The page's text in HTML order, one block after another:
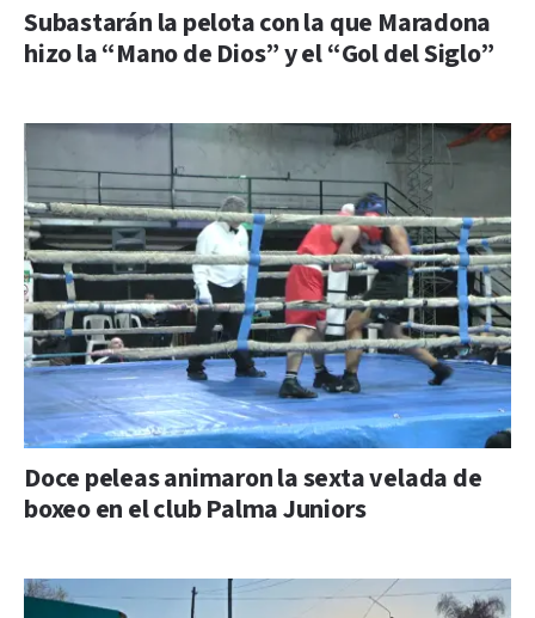
Subastarán la pelota con la que Maradona
hizo la “Mano de Dios” y el “Gol del Siglo”
Doce peleas animaron la sexta velada de
boxeo en el club Palma Juniors